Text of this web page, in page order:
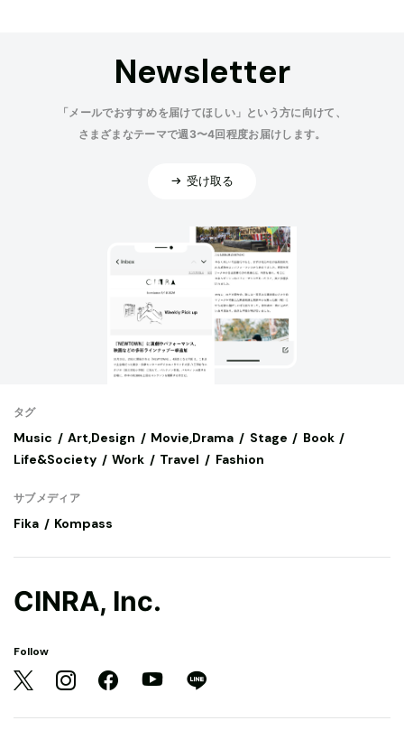
Newsletter
「メールでおすすめを届けてほしい」という方に向けて、
さまざまなテーマで週3〜4回程度お届けします。
受け取る
タグ
Music Art,Design Movie,Drama Stage
Book
Life&Society
Work Travel Fashion
サブメディア
Fika Kompass
CINRA, Inc.
Follow